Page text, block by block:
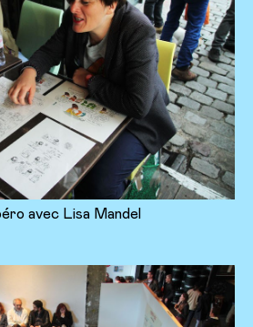
avec Lisa Mandel